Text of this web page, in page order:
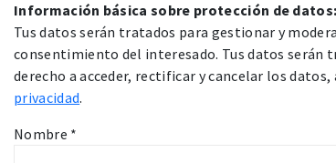
Información básica sobre protección de datos:
Tus datos serán tratados para gestionar y
consentimiento del interesado. Tus datos serán
derecho a acceder, rectificar y cancelar los
privacidad.
Nombre *